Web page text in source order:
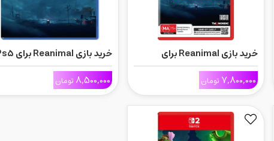
خرید بازی Reanimal برای
Nintendo Switch 2
7,800,000تومان
خرید بازی Reanimal برای Ps5
8,500,000 تومان